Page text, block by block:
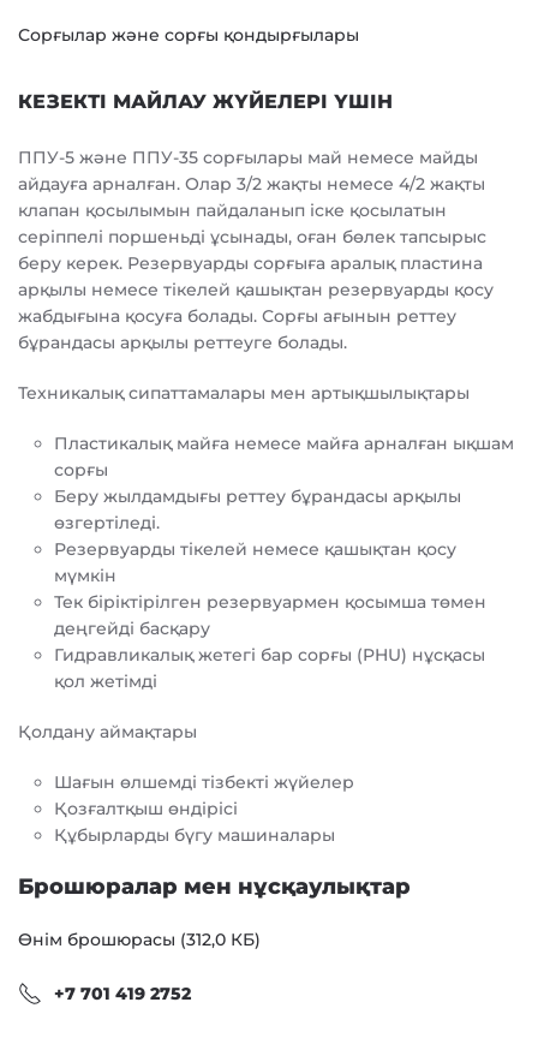
Сорғылар және сорғы қондырғылары
КЕЗЕКТІ МАЙЛАУ ЖҮЙЕЛЕРІ ҮШІН
ППУ-5 және ППУ-35 сорғылары май немесе майды
айдауға арналған. Олар 3/2 жақты немесе 4/2 жақты
клапан қосылымын пайдаланып іске қосылатын
серіппелі поршеньді ұсынады, оған бөлек тапсырыс
беру керек. Резервуарды сорғыға аралық пластина
арқылы немесе тікелей қашықтан резервуарды қосу
жабдығына қосуға болады. Сорғы ағынын реттеу
бұрандасы арқылы реттеуге болады.
Техникалық сипаттамалары мен артықшылықтары
Пластикалық майға немесе майға арналған ықшам
сорғы
Беру жылдамдығы реттеу бұрандасы арқылы
өзгертіледі.
Резервуарды тікелей немесе қашықтан қосу
мүмкін
Тек біріктірілген резервуармен қосымша төмен
деңгейді басқару
Гидравликалық жетегі бар сорғы (PHU) нұсқасы
қол жетімді
Қолдану аймақтары
Шағын өлшемді тізбекті жүйелер
Қозғалтқыш өндірісі
Құбырларды бүгу машиналары
Брошюралар мен нұсқаулықтар
Өнім брошюрасы (312,0 КБ)
+7 701 419 2752